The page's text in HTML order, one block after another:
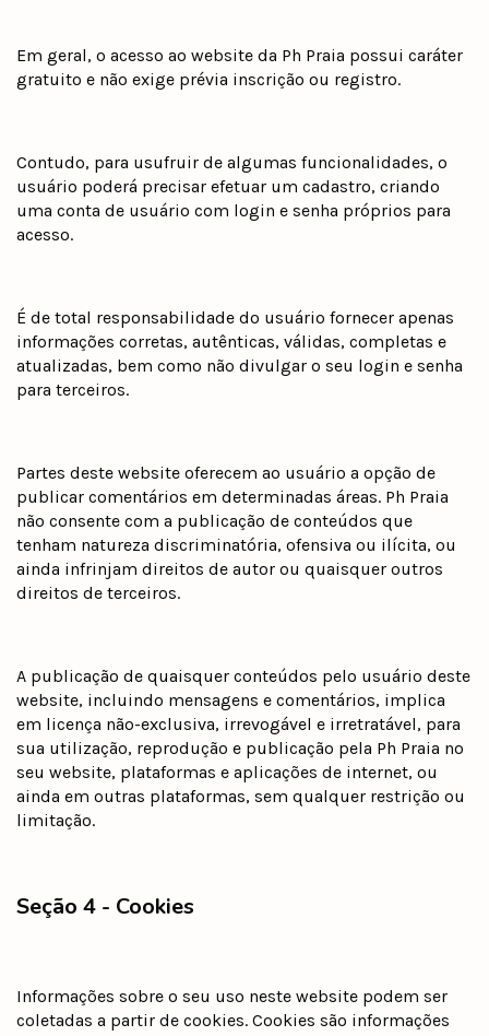
Em geral, o acesso ao website da Ph Praia possui caráter
gratuito e não exige prévia inscrição ou registro.
Contudo, para usufruir de algumas funcionalidades, o
usuário poderá precisar efetuar um cadastro, criando
uma conta de usuário com login e senha próprios para
acesso.
É de total responsabilidade do usuário fornecer apenas
informações corretas, autênticas, válidas, completas e
atualizadas, bem como não divulgar o seu login e senha
para terceiros.
Partes deste website oferecem ao usuário a opção de
publicar comentários em determinadas áreas. Ph Praia
não consente com a publicação de conteúdos que
tenham natureza discriminatória, ofensiva ou ilícita, ou
ainda infrinjam direitos de autor ou quaisquer outros
direitos de terceiros.
A publicação de quaisquer conteúdos pelo usuário deste
website, incluindo mensagens e comentários, implica
em licença não-exclusiva, irrevogável e irretratável, para
sua utilização, reprodução e publicação pela Ph Praia no
seu website, plataformas e aplicações de internet, ou
ainda em outras plataformas, sem qualquer restrição ou
limitação.
Seção 4 - Cookies
Informações sobre o seu uso neste website podem ser
coletadas a partir de cookies. Cookies são informações